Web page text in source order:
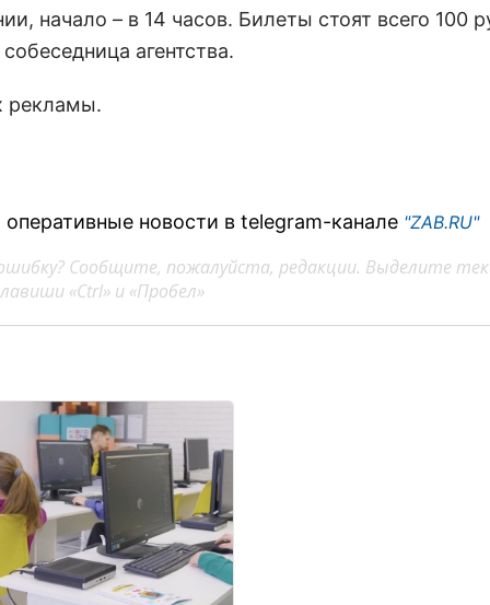
начало – в 14 часов. Билеты стоят всего 100
агентства.
рекламы.
новости в telegram-канале "ZAB.RU"
Сообщите, пожалуйста, редакции. Выделите
«Ctrl» и «Пробел»